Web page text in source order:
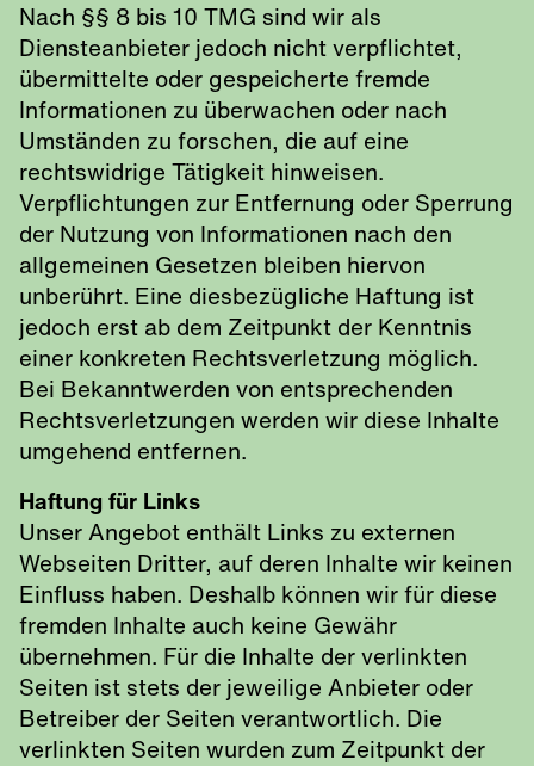
Nach §§ 8 bis 10 TMG sind wir als
Diensteanbieter jedoch nicht verpflichtet,
übermittelte oder gespeicherte fremde
Informationen zu überwachen oder nach
Umständen zu forschen, die auf eine
rechtswidrige Tätigkeit hinweisen.
Verpflichtungen zur Entfernung oder Sperrung
der Nutzung von Informationen nach den
allgemeinen Gesetzen bleiben hiervon
unberührt. Eine diesbezügliche Haftung ist
jedoch erst ab dem Zeitpunkt der Kenntnis
einer konkreten Rechtsverletzung möglich.
Bei Bekanntwerden von entsprechenden
Rechtsverletzungen werden wir diese Inhalte
umgehend entfernen.
Haftung für Links
Unser Angebot enthält Links zu externen
Webseiten Dritter, auf deren Inhalte wir keinen
Einfluss haben. Deshalb können wir für diese
fremden Inhalte auch keine Gewähr
übernehmen. Für die Inhalte der verlinkten
Seiten ist stets der jeweilige Anbieter oder
Betreiber der Seiten verantwortlich. Die
verlinkten Seiten wurden zum Zeitpunkt der